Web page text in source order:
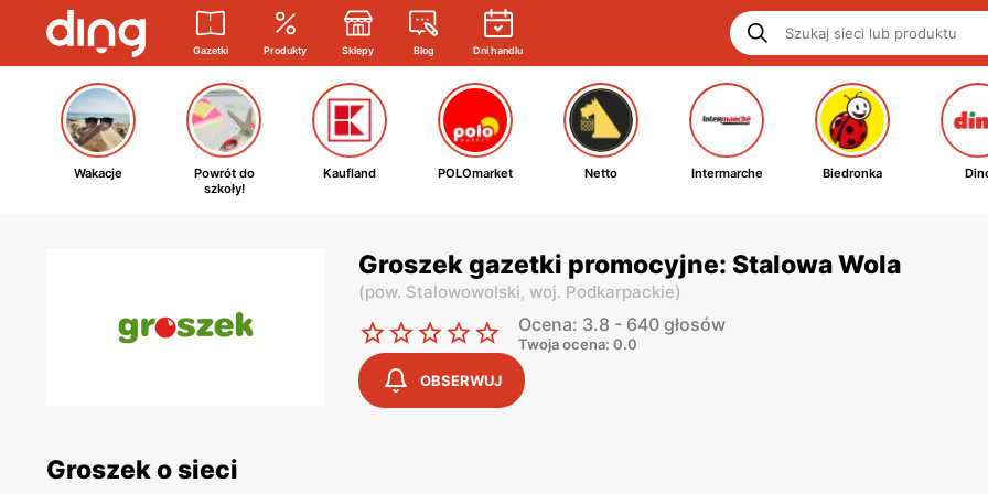
Gazetki Produkty Sklepy Blog Dni handlu
Wakacje
Powrót do
szkoły!
Kaufland POLOmarket Netto Intermarche Biedronka
Groszek gazetki promocyjne: Stalowa Wola
(pow. Stalowowolski, woj. Podkarpackie)
Ocena: 3.8 - 640 głosów
Twoja ocena: 0.0
OBSERWUJ
Groszek o sieci